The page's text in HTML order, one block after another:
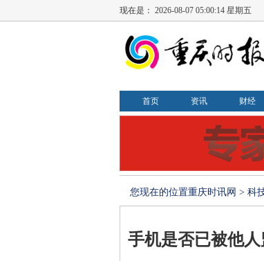
现在是： 2026-08-07 05:00:14 星期五
首页 资讯 财经
您现在的位置重庆时讯网 > 科
手机是否已被他